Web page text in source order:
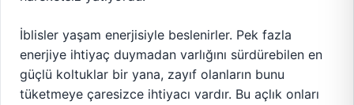
İblisler yaşam enerjisiyle beslenirler. Pek fazla
enerjiye ihtiyaç duymadan varlığını sürdürebilen en
güçlü koltuklar bir yana, zayıf olanların bunu
tüketmeye çaresizce ihtiyacı vardır. Bu açlık onları